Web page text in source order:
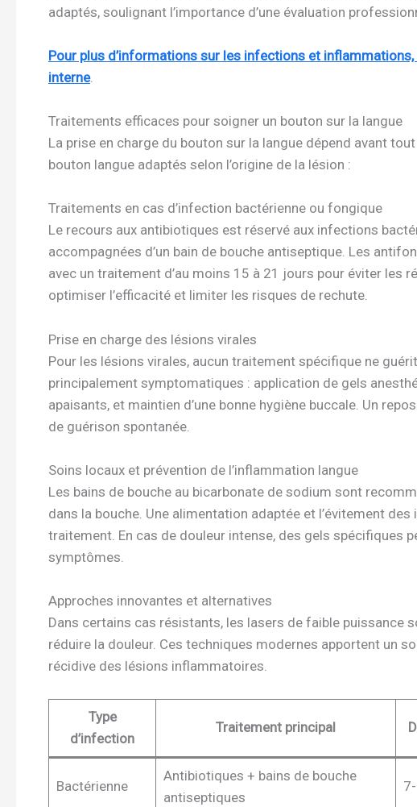
adaptés, soulignant l’importance d’une évaluation
Pour plus d’informations sur les infections et
interne.
Traitements efficaces pour soigner un bouton sur la langue
La prise en charge du bouton sur la langue dépend avant
bouton langue adaptés selon l’origine de la lésion :
Traitements en cas d’infection bactérienne ou fongique
Le recours aux antibiotiques est réservé aux infections
accompagnées d’un bain de bouche antiseptique. Les
avec un traitement d’au moins 15 à 21 jours pour éviter les
optimiser l’efficacité et limiter les risques de rechute.
Prise en charge des lésions virales
Pour les lésions virales, aucun traitement spécifique ne
principalement symptomatiques : application de gels
apaisants, et maintien d’une bonne hygiène buccale. Un
de guérison spontanée.
Soins locaux et prévention de l’inflammation langue
Les bains de bouche au bicarbonate de sodium sont
dans la bouche. Une alimentation adaptée et l’évitement
traitement. En cas de douleur intense, des gels spécifiques
symptômes.
Approches innovantes et alternatives
Dans certains cas résistants, les lasers de faible puissance
réduire la douleur. Ces techniques modernes apportent un
récidive des lésions inflammatoires.
Type
d’infection
Traitement principal
Bactérienne
Antibiotiques + bains de bouche
antiseptiques